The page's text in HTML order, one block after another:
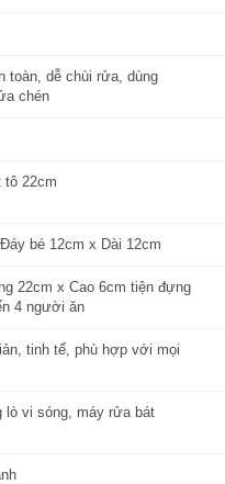
toàn, dễ chùi rửa, dùng
chén
tô 22cm
bé 12cm x Dài 12cm
22cm x Cao 6cm tiện đựng
4 người ăn
tinh tế, phù hợp với mọi
lò vi sóng, máy rửa bát